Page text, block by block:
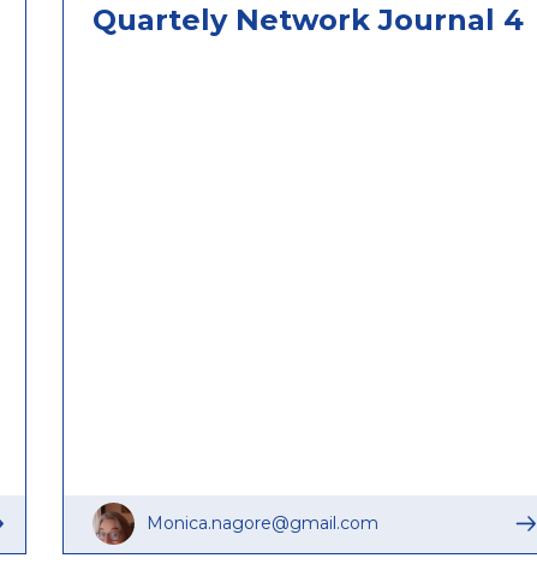
Quartely Network Journal 4
Monica.nagore@gmail.com